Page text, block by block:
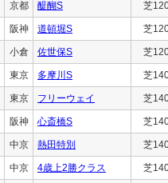
京都 醍醐S 芝
阪神 道頓堀S 芝
小倉 佐世保S 芝
東京 多摩川S 芝
東京 フリーウェイ 芝
阪神 心斎橋S 芝
中京 熱田特別 芝
中京 4歳上2勝クラス 芝